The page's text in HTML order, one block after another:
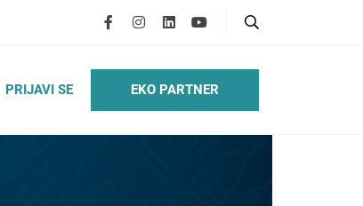
PRIJAVI SE EKO PARTNER